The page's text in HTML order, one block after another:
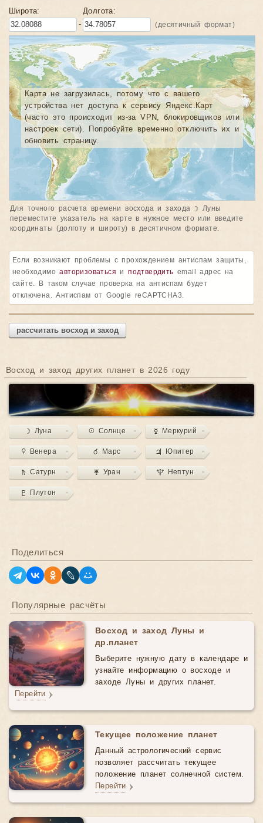
Широта:
-
Долгота:
(десятичный формат)
Карта не загрузилась, потому что с вашего
устройства нет доступа к сервису Яндекс.Карт
(часто это происходит из-за VPN, блокировщиков или
настроек сети). Попробуйте временно отключить их и
обновить страницу.
Для точного расчета времени восхода и захода ☽ Луны
переместите указатель на карте в нужное место или введите
координаты (долготу и широту) в десятичном формате.
Если возникают проблемы с прохождением антиспам защиты,
необходимоавторизоваться иподтвердить email адрес на
сайте. В таком случае проверка на антиспам будет
отключена. Антиспам от Google reCAPTCHA3.
рассчитать восход и заход
Восход и заход других планет в 2026 году
☽ Луна ☉ Солнце ☿ Меркурий
♀ Венера ♂ Марс ♃ Юпитер
♄ Сатурн ♅ Уран ♆ Нептун
♇ Плутон
Поделиться
Популярные расчёты
Восход и заход Луны и
др.планет
Выберите нужную дату в календаре и
узнайте информацию о восходе и
заходе Луны и других планет.
Перейти
Текущее положение планет
Данный астрологический cервис
позволяет рассчитать текущее
положение планет солнечной систем.
Перейти